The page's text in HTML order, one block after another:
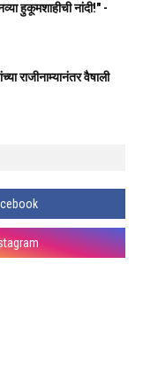
हुकूमशाहीची नांदी!" -
राजीनाम्यानंतर वैषाली